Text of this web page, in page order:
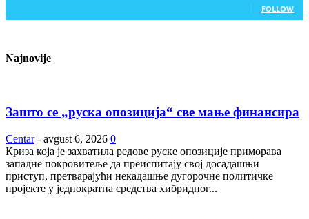
FOLLOW
Najnovije
Зашто се „руска опозиција“ све мање финансира
Centar - avgust 6, 2026 0
Криза која је захватила редове руске опозиције приморава
западне покровитеље да преиспитају свој досадашњи
приступ, претварајући некадашње дугорочне политичке
пројекте у једнократна средства хибридног...